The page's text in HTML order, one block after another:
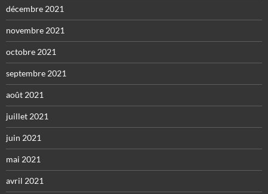
décembre 2021
novembre 2021
octobre 2021
septembre 2021
août 2021
juillet 2021
juin 2021
mai 2021
avril 2021